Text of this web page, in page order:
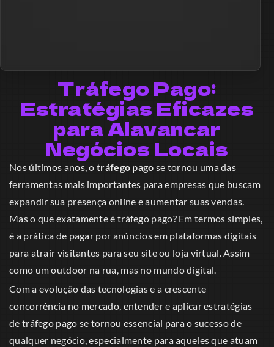
Tráfego Pago:
Estratégias Eficazes
para Alavancar
Negócios Locais
Nos últimos anos, o tráfego pago se tornou uma das
ferramentas mais importantes para empresas que buscam
expandir sua presença online e aumentar suas vendas.
Mas o que exatamente é tráfego pago? Em termos simples,
é a prática de pagar por anúncios em plataformas digitais
para atrair visitantes para seu site ou loja virtual. Assim
como um outdoor na rua, mas no mundo digital.
Com a evolução das tecnologias e a crescente
concorrência no mercado, entender e aplicar estratégias
de tráfego pago se tornou essencial para o sucesso de
qualquer negócio, especialmente para aqueles que atuam